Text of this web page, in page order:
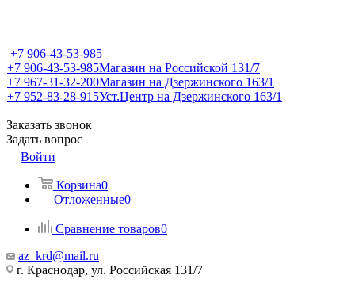
+7 906-43-53-985
+7 906-43-53-985Магазин на Российской 131/7
+7 967-31-32-200Магазин на Дзержинского 163/1
+7 952-83-28-915Уст.Центр на Дзержинского 163/1
Заказать звонок
Задать вопрос
Войти
Корзина0
Отложенные0
Сравнение товаров0
az_krd@mail.ru
г. Краснодар, ул. Российская 131/7